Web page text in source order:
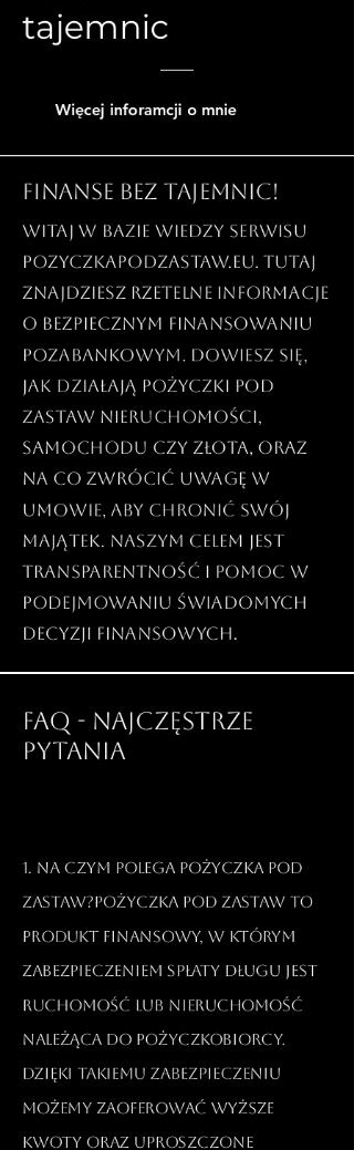
tajemnic
Więcej inforamcji o mnie
Finanse bez tajemnic!
Witaj w bazie wiedzy serwisu
PozyczkaPodZastaw.eu. Tutaj
znajdziesz rzetelne informacje
o bezpiecznym finansowaniu
pozabankowym. Dowiesz się,
jak działają pożyczki pod
zastaw nieruchomości,
samochodu czy złota, oraz
na co zwrócić uwagę w
umowie, aby chronić swój
majątek. Naszym celem jest
transparentność i pomoc w
podejmowaniu świadomych
decyzji finansowych.
FAQ - NAJCZĘSTRZE
PYTANIA
1. Na czym polega pożyczka pod
zastaw?Pożyczka pod zastaw to
produkt finansowy, w którym
zabezpieczeniem spłaty długu jest
ruchomość lub nieruchomość
należąca do pożyczkobiorcy.
Dzięki takiemu zabezpieczeniu
możemy zaoferować wyższe
kwoty oraz uproszczone